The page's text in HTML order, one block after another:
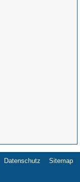
Datenschutz Sitemap